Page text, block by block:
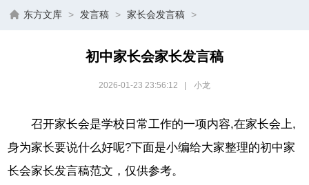
东方文库 > 发言稿 > 家长会发言稿 >
初中家长会家长发言稿
2026-01-23 23:56:12 小龙
召开家长会是学校日常工作的一项内容,在家长会上,
身为家长要说什么好呢?下面是小编给大家整理的初中家
长会家长发言稿范文，仅供参考。